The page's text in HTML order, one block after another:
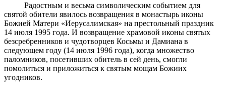
Радостным и весьма символическим событием для
святой обители явилось возвращения в монастырь иконы
Божией Матери «Иерусалимская» на престольный праздник
14 июля 1995 года. И возвращение храмовой иконы святых
безсребренников и чудотворцев Косьмы и Дамиана в
следующем году (14 июля 1996 года), когда множество
паломников, посетивших обитель в сей день, смогли
помолиться и приложиться к святым мощам Божиих
угодников.